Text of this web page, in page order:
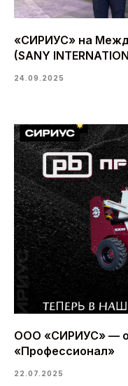
«СИРИУС» на
(SANY
24.09.2025
ООО «СИРИУС» —
«Профессионал»
22.07.2025